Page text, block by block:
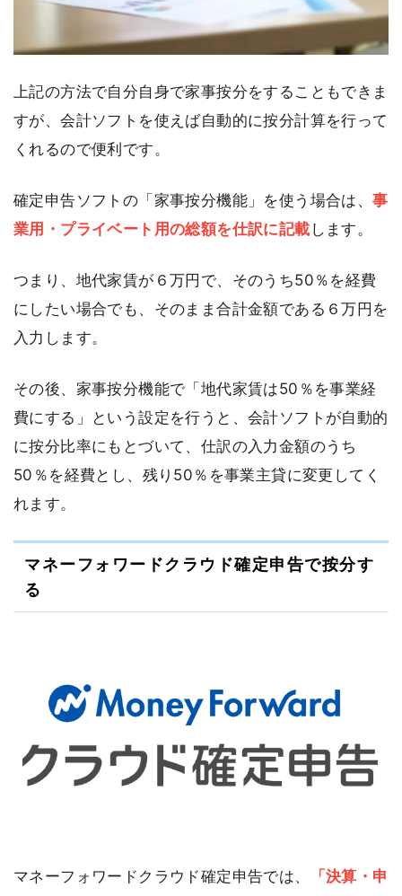
上記の方法で自分自身で家事按分をすることもできま
すが、会計ソフトを使えば自動的に按分計算を行って
くれるので便利です。
確定申告ソフトの「家事按分機能」を使う場合は、事
業用・プライベート用の総額を仕訳に記載 します。
つまり、地代家賃が６万円で、そのうち50％を経費
にしたい場合でも、そのまま合計金額である６万円を
入力します。
その後、家事按分機能で「地代家賃は50％を事業経
費にする」という設定を行うと、会計ソフトが自動的
に按分比率にもとづいて、仕訳の入力金額のうち
50％を経費とし、残り50％を事業主貸に変更してく
れます。
マネーフォワードクラウド確定申告で按分す
る
マネーフォワードクラウド確定申告では、 「決算・申